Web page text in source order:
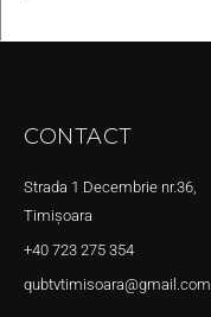
CONTACT
Strada 1 Decembrie nr.36,
Timișoara
+40 723 275 354
qubtvtimisoara@gmail.com